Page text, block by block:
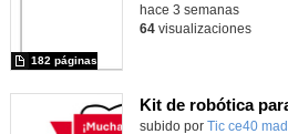
182 páginas
hace 3 semanas
64visualizaciones
Kit de robótica
Contenido educativo.
subido por Tic ce40